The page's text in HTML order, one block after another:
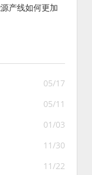
产线如何更加
05/17
05/11
01/03
11/30
11/22